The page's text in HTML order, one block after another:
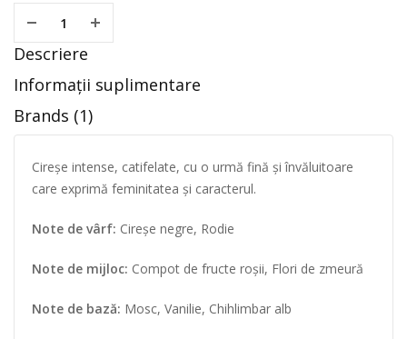
Descriere
Informații suplimentare
Brands (1)
Cireșe intense, catifelate, cu o urmă fină și învăluitoare
care exprimă feminitatea și caracterul.
Note de vârf: Cireșe negre, Rodie
Note de mijloc: Compot de fructe roșii, Flori de zmeură
Note de bază: Mosc, Vanilie, Chihlimbar alb